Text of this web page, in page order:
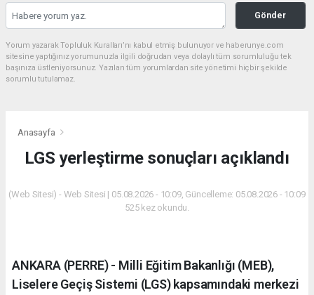
Gönder
Yorum yazarak Topluluk Kuralları’nı kabul etmiş bulunuyor ve haberunye.com
sitesine yaptığınız yorumunuzla ilgili doğrudan veya dolaylı tüm sorumluluğu tek
başınıza üstleniyorsunuz. Yazılan tüm yorumlardan site yönetimi hiçbir şekilde
sorumlu tutulamaz.
Anasayfa
LGS yerleştirme sonuçları açıklandı
(Web Sitesi) - Web Sitesi | 05.08.2026 - 10:09, Güncelleme: 05.08.2026 - 10:09
525 kez okundu.
ANKARA (PERRE) - Milli Eğitim Bakanlığı (MEB),
Liselere Geçiş Sistemi (LGS) kapsamındaki merkezi